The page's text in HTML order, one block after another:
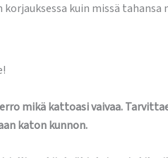
kuin missä tahansa
mikä kattoasi vaivaa.
katon kunnon.